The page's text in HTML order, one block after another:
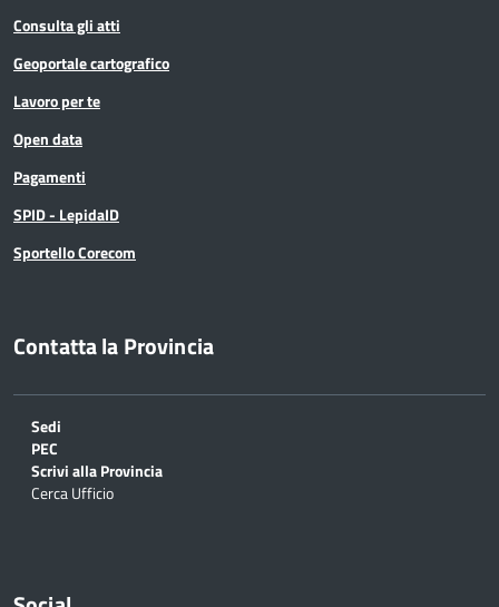
Consulta gli atti
Geoportale cartografico
Lavoro per te
Open data
Pagamenti
SPID - LepidaID
Sportello Corecom
Contatta la Provincia
Sedi
PEC
Scrivi alla Provincia
Cerca Ufficio